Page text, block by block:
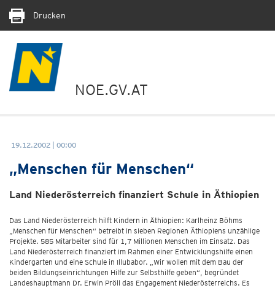
Drucken
NOE.GV.AT
19.12.2002 | 00:00
„Menschen für Menschen“
Land Niederösterreich finanziert Schule in Äthiopien
Das Land Niederösterreich hilft Kindern in Äthiopien: Karlheinz Böhms
„Menschen für Menschen“ betreibt in sieben Regionen Äthiopiens unzählige
Projekte. 585 Mitarbeiter sind für 1,7 Millionen Menschen im Einsatz. Das
Land Niederösterreich finanziert im Rahmen einer Entwicklungshilfe einen
Kindergarten und eine Schule in Illubabor. „Wir wollen mit dem Bau der
beiden Bildungseinrichtungen Hilfe zur Selbsthilfe geben“, begründet
Landeshauptmann Dr. Erwin Pröll das Engagement Niederösterreichs. Es